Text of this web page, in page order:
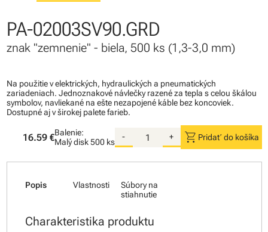
PA-02003SV90.GRD
znak "zemnenie" - biela, 500 ks (1,3-3,0 mm)
Na použitie v elektrických, hydraulických a pneumatických
zariadeniach. Jednoznakové návlečky razené za tepla s celou škálou
symbolov, navliekané na ešte nezapojené káble bez koncoviek.
Dostupné aj v širokej palete farieb.
16.59 €Balenie:
Malý disk500 ks
- + shopping_cart Pridať do košíka
Popis Vlastnosti
Súbory na
stiahnutie
Charakteristika produktu